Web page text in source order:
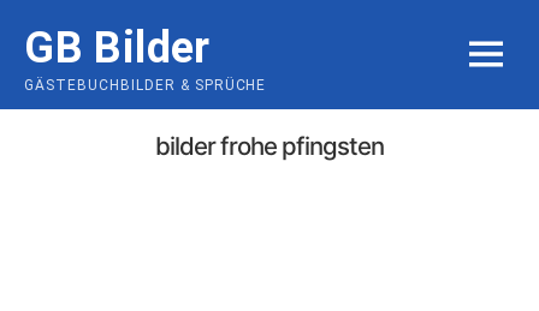
content
GB Bilder
GÄSTEBUCHBILDER & SPRÜCHE
MENU
bilder frohe pfingsten